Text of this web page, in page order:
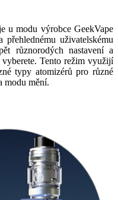
u modu výrobce GeekVape
uživatelskému
různorodých nastavení a
Tento režim využijí
typy atomizérů pro různé
modu mění.